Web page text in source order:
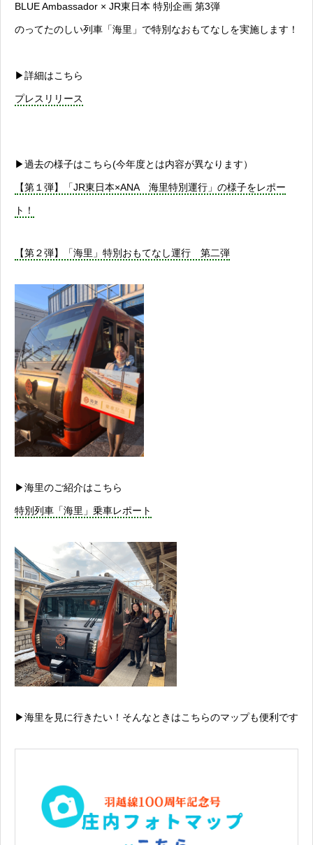
BLUE Ambassador × JR東日本 特別企画 第3弾
のってたのしい列車「海里」で特別なおもてなしを実施します！
▶︎詳細はこちら
プレスリリース
▶︎過去の様子はこちら(今年度とは内容が異なります）
【第１弾】「JR東日本×ANA 海里特別運行」の様子をレポー
ト！
【第２弾】「海里」特別おもてなし運行 第二弾
▶︎海里のご紹介はこちら
特別列車「海里」乗車レポート
▶︎海里を見に行きたい！そんなときはこちらのマップも便利です